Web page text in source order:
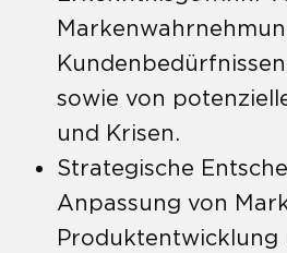
sowie von
und Krisen.
Strategische
Anpassung von
Produktentwicklung